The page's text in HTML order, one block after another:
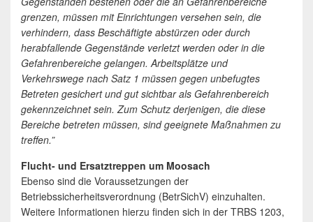
grenzen, müssen mit Einrichtungen versehen sein, die
verhindern, dass Beschäftigte abstürzen oder durch
herabfallende Gegenstände verletzt werden oder in die
Gefahrenbereiche gelangen. Arbeitsplätze und
Verkehrswege nach Satz 1 müssen gegen unbefugtes
Betreten gesichert und gut sichtbar als Gefahrenbereich
gekennzeichnet sein. Zum Schutz derjenigen, die diese
Bereiche betreten müssen, sind geeignete Maßnahmen zu
treffen.”
Flucht- und Ersatztreppen um Moosach
Ebenso sind die Voraussetzungen der
Betriebssicherheitsverordnung (BetrSichV) einzuhalten.
Weitere Informationen hierzu finden sich in der TRBS 1203,